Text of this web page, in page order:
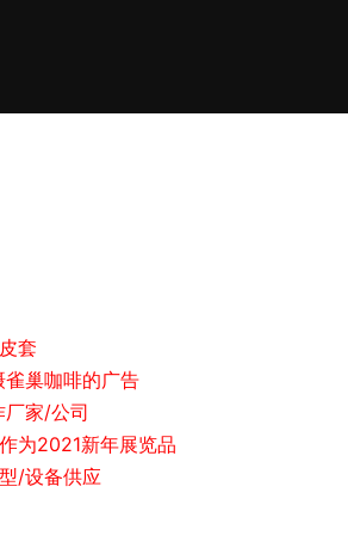
套
巢咖啡的广告
家/公司
为2021新年展览品
/设备供应